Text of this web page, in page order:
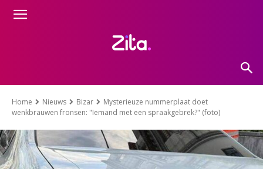
Home Nieuws Bizar
Mysterieuze nummerplaat doet
wenkbrauwen fronsen: "Iemand met een spraakgebrek?" (foto)